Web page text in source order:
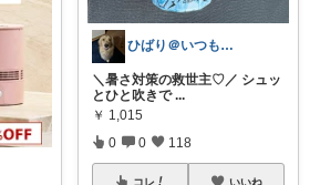
ひばり＠いつもありがとうございます✨
＼暑さ対策の救世主♡／ シュッ
とひと吹きで ...
￥ 1,015
0 0 118
コレ いいね